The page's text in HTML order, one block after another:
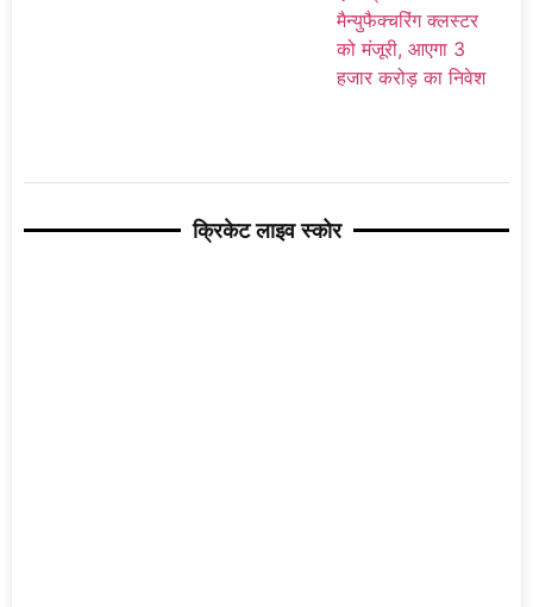
क्रिकेट लाइव स्कोर